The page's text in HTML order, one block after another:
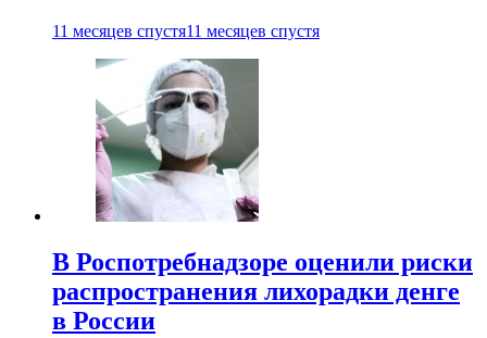
11 месяцев спустя11 месяцев спустя
В Роспотребнадзоре оценили риски
распространения лихорадки денге
в России